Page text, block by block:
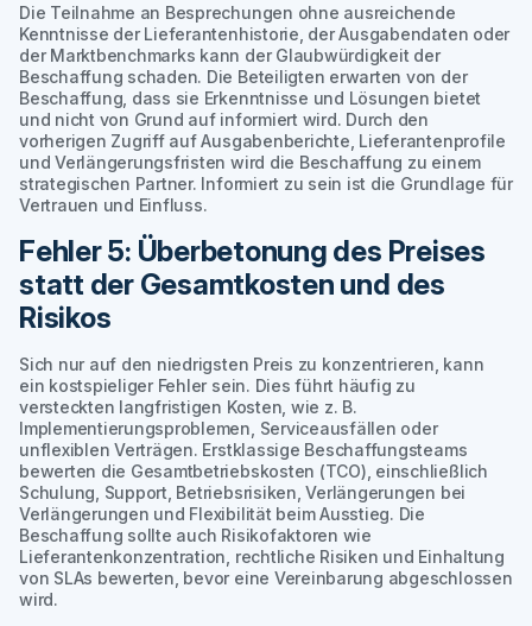
Die Teilnahme an Besprechungen ohne ausreichende
Kenntnisse der Lieferantenhistorie, der Ausgabendaten oder
der Marktbenchmarks kann der Glaubwürdigkeit der
Beschaffung schaden. Die Beteiligten erwarten von der
Beschaffung, dass sie Erkenntnisse und Lösungen bietet
und nicht von Grund auf informiert wird. Durch den
vorherigen Zugriff auf Ausgabenberichte, Lieferantenprofile
und Verlängerungsfristen wird die Beschaffung zu einem
strategischen Partner. Informiert zu sein ist die Grundlage für
Vertrauen und Einfluss.
Fehler 5: Überbetonung des Preises
statt der Gesamtkosten und des
Risikos
Sich nur auf den niedrigsten Preis zu konzentrieren, kann
ein kostspieliger Fehler sein. Dies führt häufig zu
versteckten langfristigen Kosten, wie z. B.
Implementierungsproblemen, Serviceausfällen oder
unflexiblen Verträgen. Erstklassige Beschaffungsteams
bewerten die Gesamtbetriebskosten (TCO), einschließlich
Schulung, Support, Betriebsrisiken, Verlängerungen bei
Verlängerungen und Flexibilität beim Ausstieg. Die
Beschaffung sollte auch Risikofaktoren wie
Lieferantenkonzentration, rechtliche Risiken und Einhaltung
von SLAs bewerten, bevor eine Vereinbarung abgeschlossen
wird.